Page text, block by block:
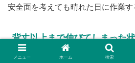
安全面を考えても晴れた日に作業す
背丈以上まで伸びてしまった
メニュー ホーム 検索